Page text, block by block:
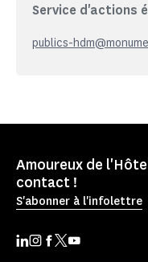
Service d'actions
publics-
Amoureux de
contact !
S'abonner à l'infolettre